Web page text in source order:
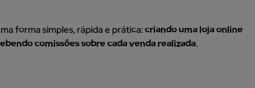
forma simples, rápida e prática:criando uma loja online
comissões sobre cada venda realizada.